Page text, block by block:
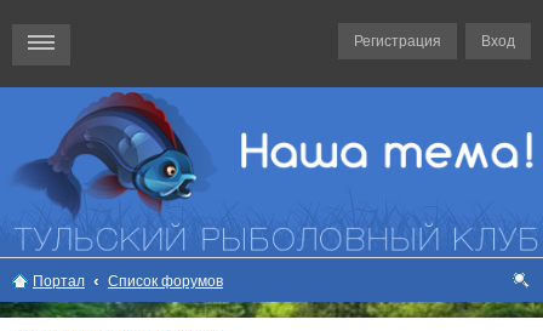
Вход
Регистрация
Портал
Список форумов
ои